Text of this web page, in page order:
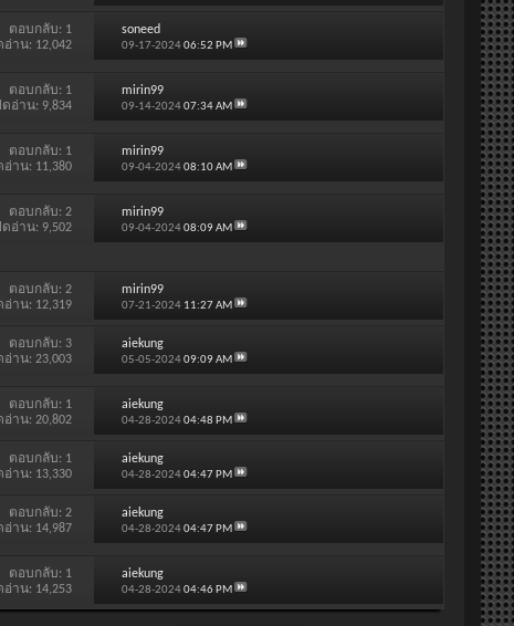
ตอบกลับ: 1
อ่าน: 12,042
soneed
09-17-202406:52 PM
ตอบกลับ: 1
ดอ่าน: 9,834
mirin99
09-14-202407:34 AM
ตอบกลับ: 1
อ่าน: 11,380
mirin99
09-04-202408:10 AM
ตอบกลับ:2
ดอ่าน: 9,502
mirin99
09-04-202408:09 AM
ตอบกลับ:2
อ่าน: 12,319
mirin99
07-21-2024 11:27 AM
ตอบกลับ: 3
อ่าน: 23,003
aiekung
05-05-202409:09 AM
ตอบกลับ: 1
อ่าน: 20,802
aiekung
04-28-202404:48 PM
ตอบกลับ: 1
อ่าน: 13,330
aiekung
04-28-202404:47 PM
ตอบกลับ:2
อ่าน: 14,987
aiekung
04-28-202404:47 PM
ตอบกลับ: 1
อ่าน: 14,253
aiekung
04-28-202404:46 PM